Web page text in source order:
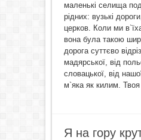
маленькі селища
рідних: вузькі
церков. Коли ми
вона була такою
дорога суттєво
мадярської, від
словацької, від
м`яка як килим.
Я на гору